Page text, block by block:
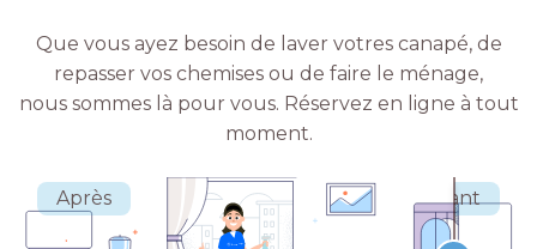
Que vous ayez besoin de laver votres canapé, de
repasser vos chemises ou de faire le ménage,
nous sommes là pour vous. Réservez en ligne à tout
moment.